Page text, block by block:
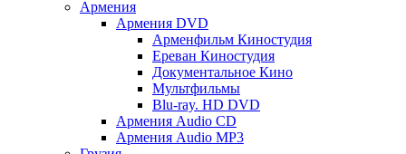
Армения
Армения DVD
Арменфильм Киностудия
Ереван Киностудия
Документальное Кино
Мультфильмы
Blu-ray. HD DVD
Армения Audio CD
Армения Audio MP3